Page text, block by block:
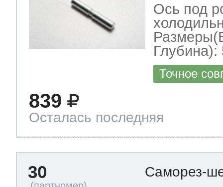
Ось под
Глубина):
Точное
839
Осталась последняя
30 Саморез-